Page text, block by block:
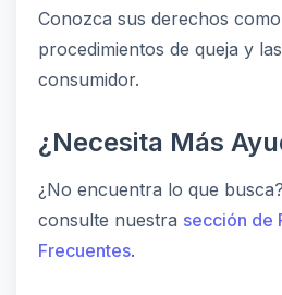
Conozca sus derechos
procedimientos de queja y
consumidor.
¿Necesita Más
¿No encuentra lo que busca?
consulte nuestra sección de
Frecuentes.